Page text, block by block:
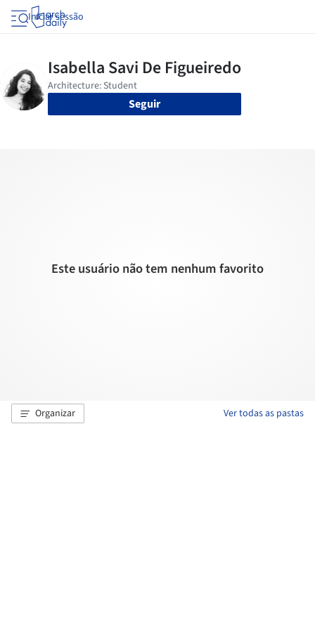
Iniciar sessão
Seguir
Este usuário não tem nenhum favorito
Organizar Ver todas as pastas